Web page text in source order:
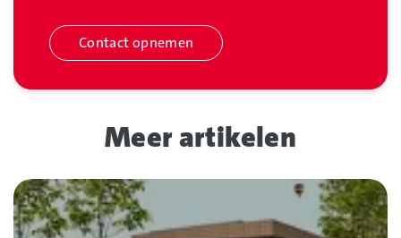
Contact opnemen
Meer artikelen